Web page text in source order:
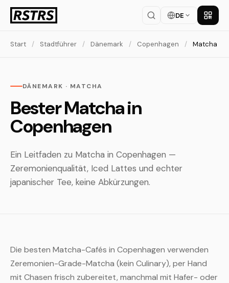
DE App
Start / Stadtführer / Dänemark / Copenhagen / Matcha
DÄNEMARK · MATCHA
Bester Matcha in
Copenhagen
Ein Leitfaden zu Matcha in Copenhagen —
Zeremonienqualität, Iced Lattes und echter
japanischer Tee, keine Abkürzungen.
Die besten Matcha-Cafés in Copenhagen verwenden
Zeremonien-Grade-Matcha (kein Culinary), per Hand
mit Chasen frisch zubereitet, manchmal mit Hafer- oder